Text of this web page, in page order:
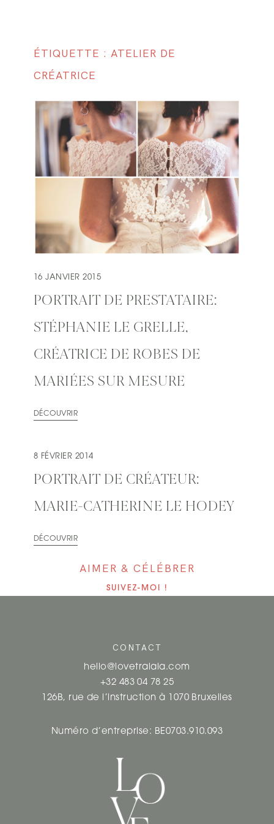
ÉTIQUETTE : ATELIER DE
CRÉATRICE
16 JANVIER 2015
PORTRAIT DE PRESTATAIRE:
STÉPHANIE LE GRELLE,
CRÉATRICE DE ROBES DE
MARIÉES SUR MESURE
DÉCOUVRIR
8 FÉVRIER 2014
PORTRAIT DE CRÉATEUR:
MARIE-CATHERINE LE HODEY
DÉCOUVRIR
AIMER & CÉLÉBRER
SUIVEZ-MOI !
CONTACT
hello@lovetralala.com
+32 483 04 78 25
126B, rue de l’instruction à 1070 Bruxelles
Numéro d’entreprise: BE0703.910.093